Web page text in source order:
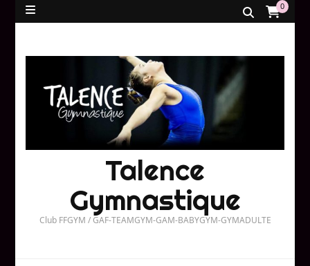
0
Talence
Gymnastique
Club FFGYM / GAF-TEAMGYM-GAM-BABYGYM-GYMADULTE